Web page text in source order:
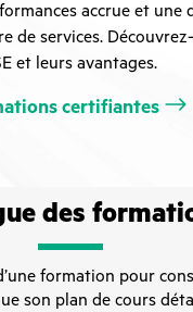
accrue et une
de services.
et leurs avantages.
certifiantes
des
formation pour
son plan de cours